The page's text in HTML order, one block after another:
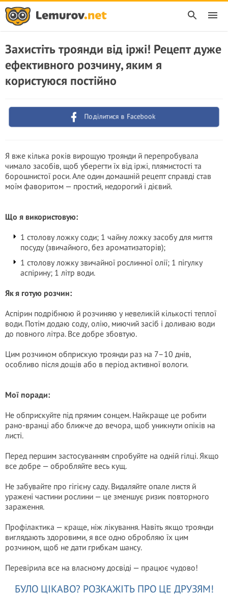
Захистіть троянди від іржі! Рецепт дуже
ефективного розчину, яким я
користуюся постійно
Поділитися в Facebook
Я вже кілька років вирощую троянди й перепробувала
чимало засобів, щоб уберегти їх від іржі, плямистості та
борошнистої роси. Але один домашній рецепт справді став
моїм фаворитом — простий, недорогий і дієвий.
Що я використовую:
1 столову ложку соди; 1 чайну ложку засобу для миття
посуду (звичайного, без ароматизаторів);
1 столову ложку звичайної рослинної олії; 1 пігулку
аспірину; 1 літр води.
Як я готую розчин:
Аспірин подрібнюю й розчиняю у невеликій кількості теплої
води. Потім додаю соду, олію, миючий засіб і доливаю води
до повного літра. Все добре збовтую.
Цим розчином обприскую троянди раз на 7–10 днів,
особливо після дощів або в період активної вологи.
Мої поради:
Не обприскуйте під прямим сонцем. Найкраще це робити
рано-вранці або ближче до вечора, щоб уникнути опіків на
листі.
Перед першим застосуванням спробуйте на одній гілці. Якщо
все добре — обробляйте весь кущ.
Не забувайте про гігієну саду. Видаляйте опале листя й
уражені частини рослини — це зменшує ризик повторного
зараження.
Профілактика — краще, ніж лікування. Навіть якщо троянди
виглядають здоровими, я все одно обробляю їх цим
розчином, щоб не дати грибкам шансу.
Перевірила все на власному досвіді — працює чудово!
БУЛО ЦІКАВО? РОЗКАЖІТЬ ПРО ЦЕ ДРУЗЯМ!